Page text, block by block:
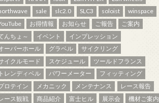
sale slc2.0 SLC3 soloist
winspace
お得情報 お知らせ ご報告
ご案内
んちょ～
イベント
インプレッション
ーバーホール
グラベル
サイクリング
イクルモード
スケジュール
ツールドフランス
レンディベル
パワーメーター
フィッティング
ロテイン
メカニック メンテナンス
レース報告
ース観戦
商品紹介 富士ヒル 展示会
機材ご案内